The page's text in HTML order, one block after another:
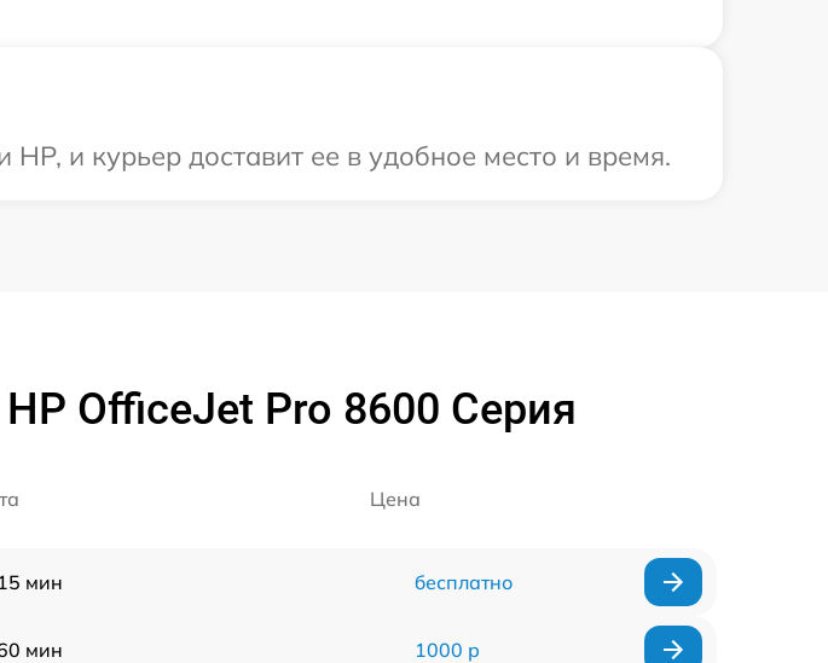
и курьер доставит ее в удобное место и время.
OfficeJet Pro 8600 Серия
Цена
мин бесплатно
мин 1000 р